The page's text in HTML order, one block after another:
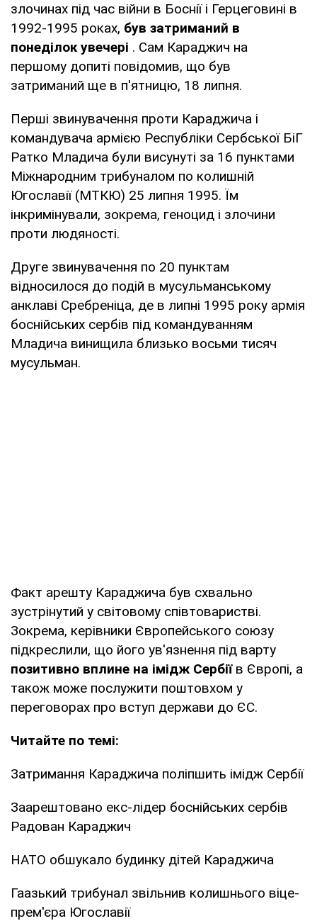
злочинах під час війни в Боснії і Герцеговині в
1992-1995 роках, був затриманий в
понеділок увечері . Сам Караджич на
першому допиті повідомив, що був
затриманий ще в п'ятницю, 18 липня.
Перші звинувачення проти Караджича і
командувача армією Республіки Сербської БіГ
Ратко Младича були висунуті за 16 пунктами
Міжнародним трибуналом по колишній
Югославії (МТКЮ) 25 липня 1995. Їм
інкримінували, зокрема, геноцид і злочини
проти людяності.
Друге звинувачення по 20 пунктам
відносилося до подій в мусульманському
анклаві Сребреніца, де в липні 1995 року армія
боснійських сербів під командуванням
Младича винищила близько восьми тисяч
мусульман.
Факт арешту Караджича був схвально
зустрінутий у світовому співтоваристві.
Зокрема, керівники Європейського союзу
підкреслили, що його ув'язнення під варту
позитивно вплине на імідж Сербіїв Європі, а
також може послужити поштовхом у
переговорах про вступ держави до ЄС.
Читайте по темі:
Затримання Караджича поліпшить імідж Сербії
Заарештовано екс-лідер боснійських сербів
Радован Караджич
НАТО обшукало будинку дітей Караджича
Гаазький трибунал звільнив колишнього віце-
прем'єра Югославії